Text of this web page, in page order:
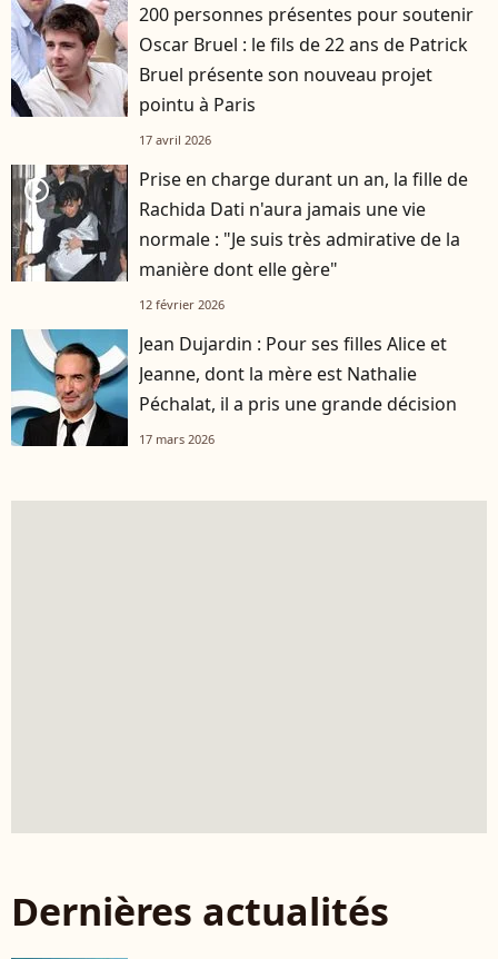
200 personnes présentes pour soutenir
Oscar Bruel : le fils de 22 ans de Patrick
Bruel présente son nouveau projet
pointu à Paris
17 avril 2026
player2
Prise en charge durant un an, la fille de
Rachida Dati n'aura jamais une vie
normale : "Je suis très admirative de la
manière dont elle gère"
12 février 2026
Jean Dujardin : Pour ses filles Alice et
Jeanne, dont la mère est Nathalie
Péchalat, il a pris une grande décision
17 mars 2026
Dernières actualités